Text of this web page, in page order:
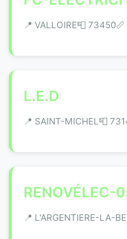
📍 VALLOIRE📮 73450📏
L.E.D
📍 SAINT-MICHEL📮
RENOVÉLEC-
📍 L'ARGENTIERE-LA-